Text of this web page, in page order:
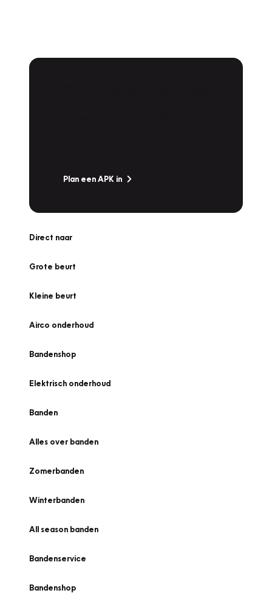
Plan een APK in
Direct naar
Grote beurt
Kleine beurt
Airco onderhoud
Bandenshop
Elektrisch onderhoud
Banden
Alles over banden
Zomerbanden
Winterbanden
All season banden
Bandenservice
Bandenshop